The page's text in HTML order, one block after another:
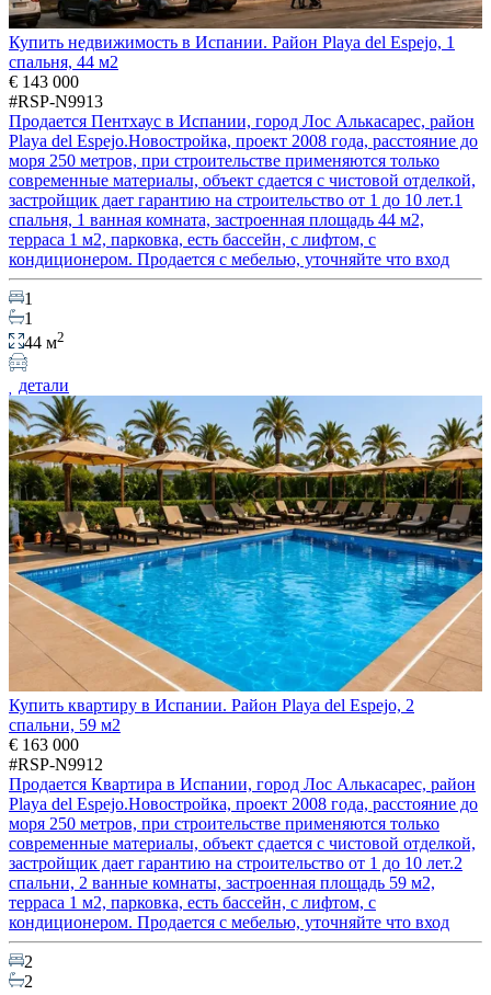
Купить недвижимость в Испании. Район Playa del Espejo, 1
спальня, 44 м2
€ 143 000
#RSP-N9913
Продается Пентхаус в Испании, город Лос Алькасарес, район
Playa del Espejo.Новостройка, проект 2008 года, расстояние до
моря 250 метров, при строительстве применяются только
современные материалы, объект сдается с чистовой отделкой,
застройщик дает гарантию на строительство от 1 до 10 лет.1
спальня, 1 ванная комната, застроенная площадь 44 м2,
терраса 1 м2, парковка, есть бассейн, c лифтом, с
кондиционером. Продается с мебелью, уточняйте что вход
1
1
44 м2
детали
Купить квартиру в Испании. Район Playa del Espejo, 2
спальни, 59 м2
€ 163 000
#RSP-N9912
Продается Квартира в Испании, город Лос Алькасарес, район
Playa del Espejo.Новостройка, проект 2008 года, расстояние до
моря 250 метров, при строительстве применяются только
современные материалы, объект сдается с чистовой отделкой,
застройщик дает гарантию на строительство от 1 до 10 лет.2
спальни, 2 ванные комнаты, застроенная площадь 59 м2,
терраса 1 м2, парковка, есть бассейн, c лифтом, с
кондиционером. Продается с мебелью, уточняйте что вход
2
2